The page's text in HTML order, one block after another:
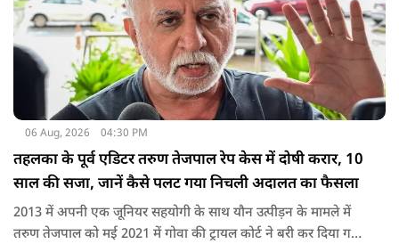
06 Aug, 2026 04:30 PM
तहलका के पूर्व एडिटर तरुण तेजपाल रेप केस में दोषी करार, 10
साल की सजा, जानें कैसे पलट गया निचली अदालत का फैसला
2013 में अपनी एक जूनियर सहयोगी के साथ यौन उत्पीड़न के मामले में
तरुण तेजपाल को मई 2021 में गोवा की ट्रायल कोर्ट ने बरी कर दिया गया